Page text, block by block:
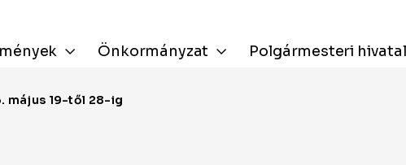
Önkormányzat Polgármesteri hivatal